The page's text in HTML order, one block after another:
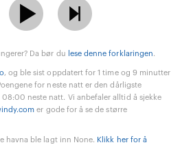
Da bør du lese denne forklaringen.
, og ble sist oppdatert for 1 time og 9 minutter
for neste natt er den dårligste
neste natt. Vi anbefaler alltid å sjekke
er gode for å se de større
havna ble lagt inn None. Klikk her for å